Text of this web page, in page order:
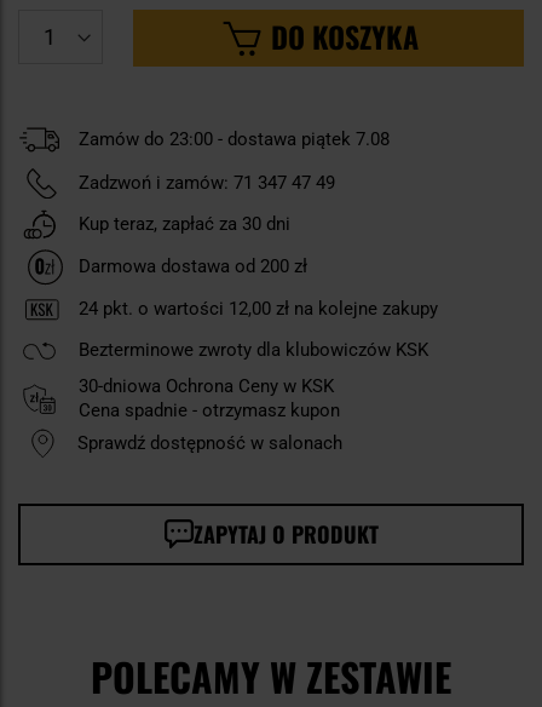
DO KOSZYKA
Zamów do 23:00 - dostawa piątek 7.08
Zadzwoń i zamów: 71 347 47 49
Kup teraz, zapłać za 30 dni
Darmowa dostawa od 200 zł
24 pkt. o wartości 12,00 zł na kolejne zakupy
Bezterminowe zwroty dla klubowiczów KSK
30-dniowa Ochrona Ceny w KSK
Cena spadnie - otrzymasz kupon
Sprawdź dostępność w salonach
ZAPYTAJ O PRODUKT
POLECAMY W ZESTAWIE